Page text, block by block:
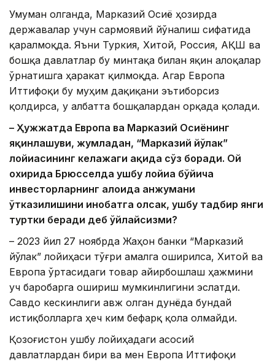
Умуман олганда, Марказий Осиё ҳозирда
державалар учун сармоявий йўналиш сифатида
қаралмоқда. Яъни Туркия, Хитой, Россия, АҚШ ва
бошқа давлатлар бу минтақа билан яқин алоқалар
ўрнатишга ҳаракат қилмоқда. Агар Европа
Иттифоқи бу муҳим дақиқани эътиборсиз
қолдирса, у албатта бошқалардан орқада қолади.
– Ҳужжатда Европа ва Марказий Осиёнинг
яқинлашуви, жумладан, “Марказий йўлак”
лойиҳасининг келажаги ҳақида сўз боради. Ой
охирида Брюсселда ушбу лойиҳа бўйича
инвесторларнинг алоҳида анжумани
ўтказилишини инобатга олсак, ушбу тадбир янги
туртки беради деб ўйлайсизми?
– 2023 йил 27 ноябрда Жаҳон банки “Марказий
йўлак” лойиҳаси тўғри амалга оширилса, Хитой ва
Европа ўртасидаги товар айирбошлаш ҳажмини
уч баробарга ошириш мумкинлигини эслатди.
Савдо кескинлиги авж олган дунёда бундай
истиқболларга ҳеч ким бефарқ қола олмайди.
Қозоғистон ушбу лойиҳадаги асосий
давлатлардан бири ва мен Европа Иттифоқи